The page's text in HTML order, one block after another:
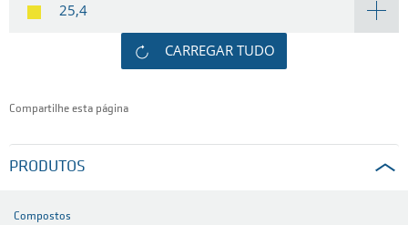
25,4
CARREGAR TUDO
Compartilhe esta página
PRODUTOS
Compostos